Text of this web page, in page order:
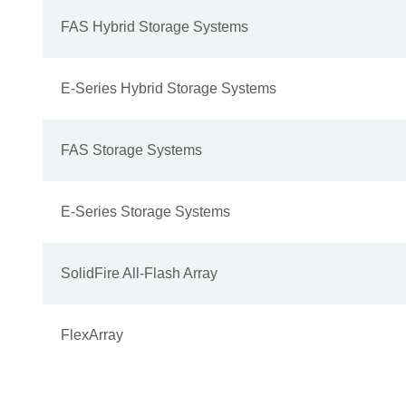
FAS Hybrid Storage Systems
E-Series Hybrid Storage Systems
FAS Storage Systems
E-Series Storage Systems
SolidFire All-Flash Array
FlexArray